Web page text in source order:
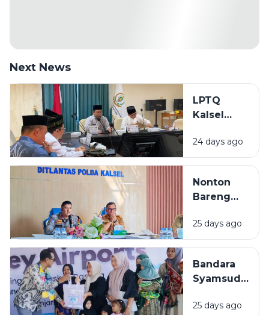
Next News
LPTQ
Kalsel
Gembleng
Kafilah
MTQ
Nasional
24 days ago
Nonton
Bareng
Dunia 2026
di Kalsel,
Siapkan
Dukungan
25 days ago
Bandara
Syamsudin
Salurkan
25 days ago